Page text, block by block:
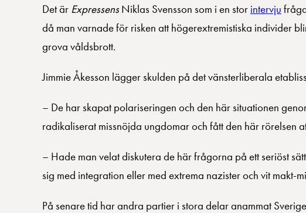
Det är ExpressensNiklas Svensson som i en stor intervju
då man varnade för risken att högerextremistiska individer
grova våldsbrott.
Jimmie Åkesson lägger skulden på det vänsterliberala
– De har skapat polariseringen och den här situationen
radikaliserat missnöjda ungdomar och fått den här rörelsen
– Hade man velat diskutera de här frågorna på ett seriöst
sig med integration eller med extrema nazister och vit makt-
På senare tid har andra partier i stora delar anammat